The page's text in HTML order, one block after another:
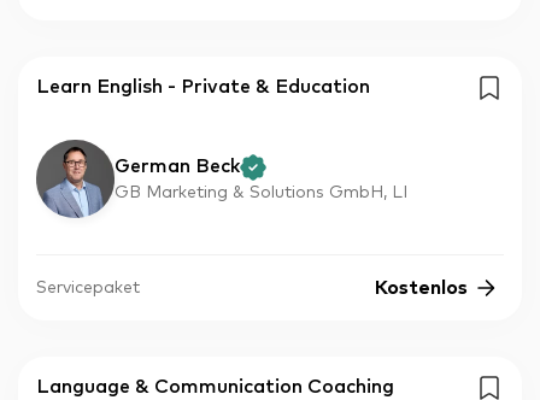
Learn English - Private & Education
German Beck
GB Marketing & Solutions GmbH, LI
Servicepaket Kostenlos
Language & Communication Coaching